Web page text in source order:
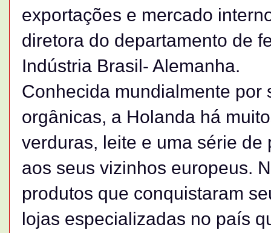
exportações e mercado
diretora do departamento de
Indústria Brasil- Alemanha.
Conhecida mundialmente por
orgânicas, a Holanda há
verduras, leite e uma série
aos seus vizinhos europeus.
produtos que conquistaram
lojas especializadas no país